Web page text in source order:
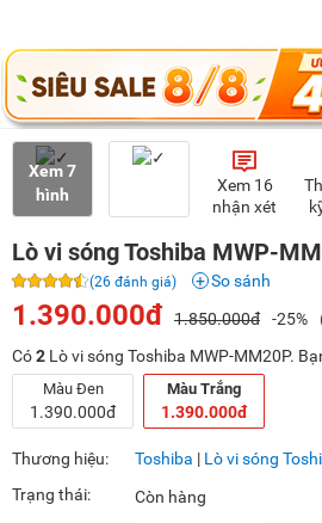
Xem 7
hình
Xem 16
nhận xét
Lò vi sóng Toshiba MWP-
(26 đánh giá) So sánh
1.390.000đ 1.850.000đ -25%
Có2 Lò vi sóng Toshiba MWP-MM20P.
Màu Đen
1.390.000đ
Màu Trắng
1.390.000đ
Thương hiệu: Toshiba | Lò vi sóng
Trạng thái:
Còn hàng